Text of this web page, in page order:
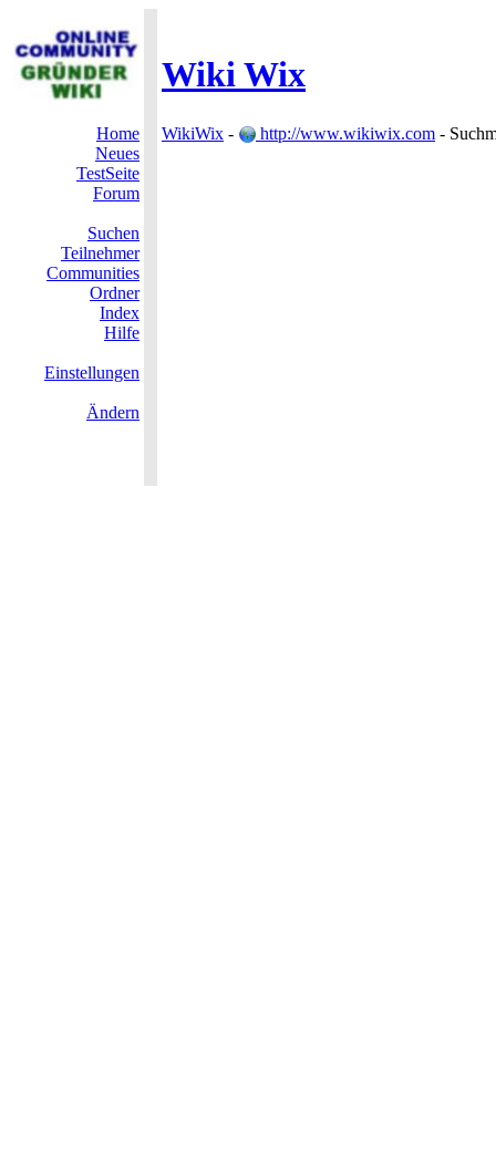
Wiki Wix
Home
Neues
TestSeite
Forum
Suchen
Teilnehmer
Communities
Ordner
Index
Hilfe
Einstellungen
Ändern
WikiWix - http://www.wikiwix.com -